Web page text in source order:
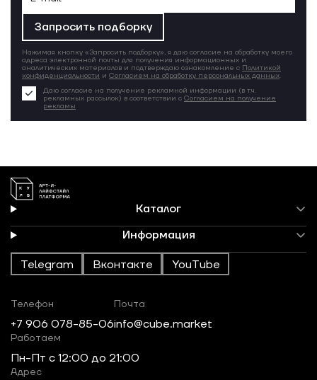
Запросить подборку
Нажимая кнопку «Запросить подборку», я даю согласие на обработку моего
адреса электронной почты для получения информационных и
аналитических материалов и подтверждаю ознакомление с Политикой
конфиденциальности и Согласием на обработку персональных данных.
Даю согласие на получение рекламной информации (в т.ч.
рекламных рассылок) в соответствии с Согласием на получение
рекламы
Каталог
Информация
Telegram Вконтакте YouTube
Телефон
+7 906 078-85-06
Почта
info@cube.market
Работаем
Пн-Пт c 12:00 до 21:00
Адрес